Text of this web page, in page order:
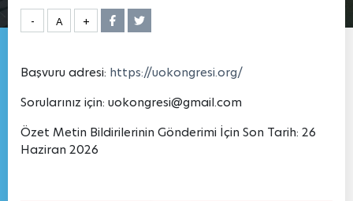
- A +
Başvuru adresi: https://uokongresi.org/
Sorularınız için: uokongresi@gmail.com
Özet Metin Bildirilerinin Gönderimi İçin Son Tarih: 26
Haziran 2026